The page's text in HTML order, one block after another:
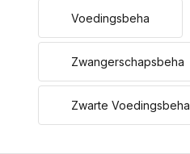
Voedingsbeha
Zwangerschapsbeha
Zwarte Voedingsbeha